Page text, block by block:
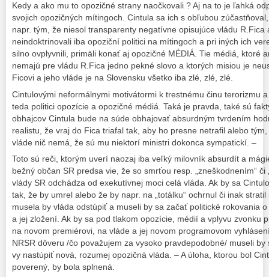
Kedy a ako mu to opozičné strany naočkovali ? Aj na to je ľahká
svojich opozičných mítingoch. Cintula sa ich s obľubou
napr. tým, že niesol transparenty negatívne opisujúce vládu R.Fica
neindoktrinovali iba opoziční politici na mítingoch a pri iných ich
silno ovplyvnili, primäli konať aj opozičné MÉDIÁ. Tie médiá, ktoré
nemajú pre vládu R.Fica jedno pekné slovo a ktorých misiou je
Ficovi a jeho vláde je na Slovensku všetko iba zlé, zlé, zlé.
Cintulovými neformálnymi motivátormi k trestnému činu terorizmu
teda politici opozície a opozičné médiá. Taká je pravda, také sú
obhajcov Cintula bude na súde obhajovať absurdným tvrdením
realistu, že vraj do Fica triafal tak, aby ho presne netrafil alebo
vláde nič nemá, že sú mu niektorí ministri dokonca sympatickí. –
Toto sú reči, ktorým uverí naozaj iba veľký milovník absurdít a
bežný občan SR predsa vie, že so smrťou resp. „zneškodnením“ či
vlády SR odchádza od exekutívnej moci celá vláda. Ak by sa
tak, že by umrel alebo že by napr. na „totálku“ ochrnul či inak
musela by vláda odstúpiť a museli by sa začať politické rokovania
a jej zložení. Ak by sa pod tlakom opozície, médií a vplyvu zvonku
na novom premiérovi, na vláde a jej novom programovom
NRSR dôveru /čo považujem za vysoko pravdepodobné/ museli
vy nastúpiť nová, rozumej opozičná vláda. – A úloha, ktorou bol
poverený, by bola splnená.